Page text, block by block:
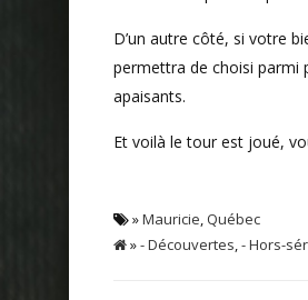
D’un autre côté, si votre
permettra de choisi parmi
apaisants.
Et voilà le tour est joué,
»Mauricie Québec
»- Découvertes - Hors-